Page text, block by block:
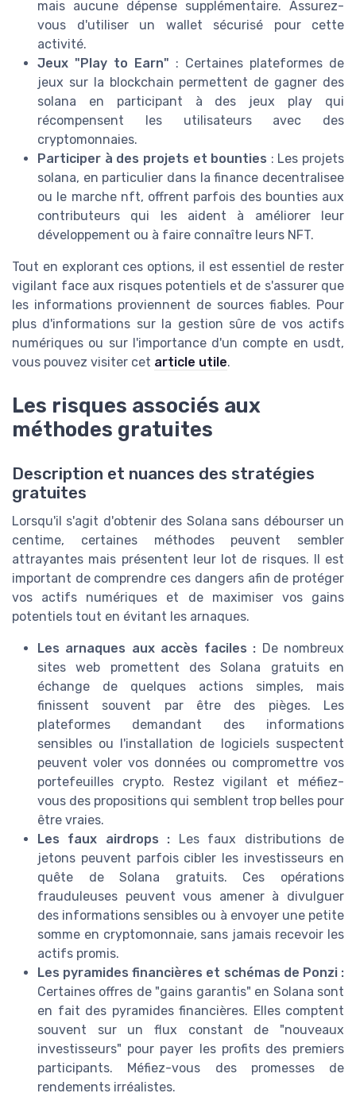
mais aucune dépense supplémentaire. Assurez-
vous d'utiliser un wallet sécurisé pour cette
activité.
Jeux "Play to Earn" : Certaines plateformes de
jeux sur la blockchain permettent de gagner des
solana en participant à des jeux play qui
récompensent les utilisateurs avec des
cryptomonnaies.
Participer à des projets et bounties : Les projets
solana, en particulier dans la finance decentralisee
ou le marche nft, offrent parfois des bounties aux
contributeurs qui les aident à améliorer leur
développement ou à faire connaître leurs NFT.
Tout en explorant ces options, il est essentiel de rester
vigilant face aux risques potentiels et de s'assurer que
les informations proviennent de sources fiables. Pour
plus d'informations sur la gestion sûre de vos actifs
numériques ou sur l'importance d'un compte en usdt,
vous pouvez visiter cet article utile.
Les risques associés aux
méthodes gratuites
Description et nuances des stratégies
gratuites
Lorsqu'il s'agit d'obtenir des Solana sans débourser un
centime, certaines méthodes peuvent sembler
attrayantes mais présentent leur lot de risques. Il est
important de comprendre ces dangers afin de protéger
vos actifs numériques et de maximiser vos gains
potentiels tout en évitant les arnaques.
Les arnaques aux accès faciles : De nombreux
sites web promettent des Solana gratuits en
échange de quelques actions simples, mais
finissent souvent par être des pièges. Les
plateformes demandant des informations
sensibles ou l'installation de logiciels suspectent
peuvent voler vos données ou compromettre vos
portefeuilles crypto. Restez vigilant et méfiez-
vous des propositions qui semblent trop belles pour
être vraies.
Les faux airdrops : Les faux distributions de
jetons peuvent parfois cibler les investisseurs en
quête de Solana gratuits. Ces opérations
frauduleuses peuvent vous amener à divulguer
des informations sensibles ou à envoyer une petite
somme en cryptomonnaie, sans jamais recevoir les
actifs promis.
Les pyramides financières et schémas de Ponzi :
Certaines offres de "gains garantis" en Solana sont
en fait des pyramides financières. Elles comptent
souvent sur un flux constant de "nouveaux
investisseurs" pour payer les profits des premiers
participants. Méfiez-vous des promesses de
rendements irréalistes.